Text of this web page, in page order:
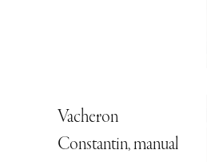
Vacheron
Constantin, manual